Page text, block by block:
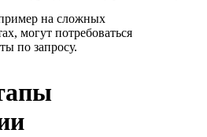
на сложных
могут потребоваться
по запросу.